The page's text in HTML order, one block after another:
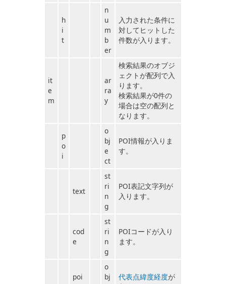
h
i
t
n
u
m
b
er
入力された条件に
対してヒットした
件数が入ります。
it
e
m
ar
ra
y
検索結果のオブジ
ェクトが配列で入
ります。
検索結果が0件の
場合は空の配列と
なります。
p
o
i
o
bj
e
ct
POI情報が入りま
す。
text
st
ri
n
g
POI表記文字列が
入ります。
cod
e
st
ri
n
g
POIコードが入り
ます。
poi
o
bj
代表点緯度経度が